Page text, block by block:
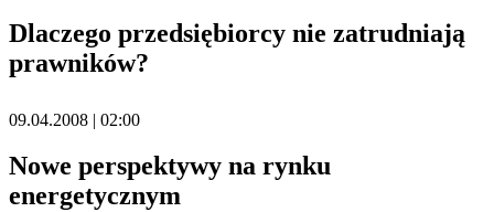
Dlaczego przedsiębiorcy nie zatrudniają
prawników?
09.04.2008 | 02:00
Nowe perspektywy na rynku
energetycznym